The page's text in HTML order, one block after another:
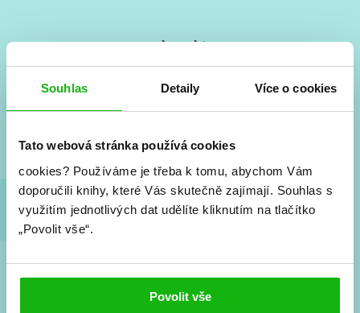
Souhlas Detaily Více o cookies
Tato webová stránka používá cookies
cookies? Používáme je třeba k tomu, abychom Vám
doporučili knihy, které Vás skutečně zajímají. Souhlas s
využitím jednotlivých dat udělíte kliknutím na tlačítko
„Povolit vše“.
Povolit vše
Vše kolem #youngadult každý měsíc rovnou do mailu!
a seriálové adaptace a další.
Souhlasím spodmínkami zpracování osobních údajů